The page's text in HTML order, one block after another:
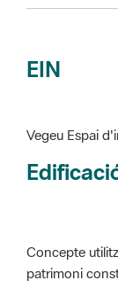
EIN
Vegeu Espai
Concepte
patrimoni